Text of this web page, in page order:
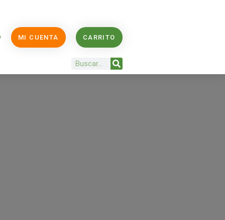
MI CUENTA CARRITO
Buscar